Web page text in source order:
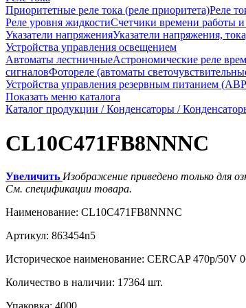
Приоритетные реле тока (реле приоритета)Реле
Реле уровня жидкостиСчетчики времени работы
Указатели напряженияУказатели напряжения,
Устройства управления освещением
Автоматы лестничныеАстрономические реле
сигналовФотореле (автоматы
Устройства управления резервным питанием
Показать меню каталога
Каталог продукции /Конденсаторы /
CL10C471FB8NNNC
Увеличить Изображение приведено только для
См. спецификации товара.
Наименование: CL10C471FB8NNNC
Артикул: 863454n5
Историческое наименование: CERCAP 470p/50V
Количество в наличии: 17364 шт.